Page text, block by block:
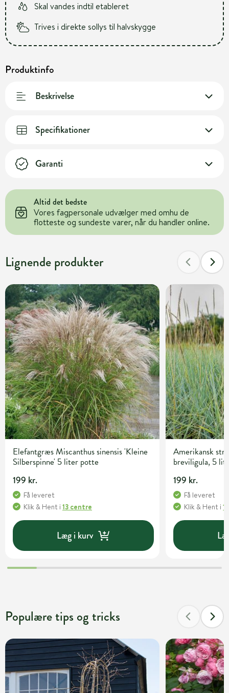
Skal vandes indtil etableret
Trives i direkte sollys til halvskygge
Produktinfo
Beskrivelse
Specifikationer
Garanti
Altid det bedste
Vores fagpersonale udvælger med omhu de
flotteste og sundeste varer, når du handler online.
Lignende produkter
Elefantgræs Miscanthus sinensis 'Kleine
Silberspinne' 5 liter potte
199 kr.
Få leveret
Klik & Hent i 13 centre
Læg i kurv
Amerikansk
breviligula, 5
199 kr.
Få leveret
Klik & Hent i
Populære tips og tricks